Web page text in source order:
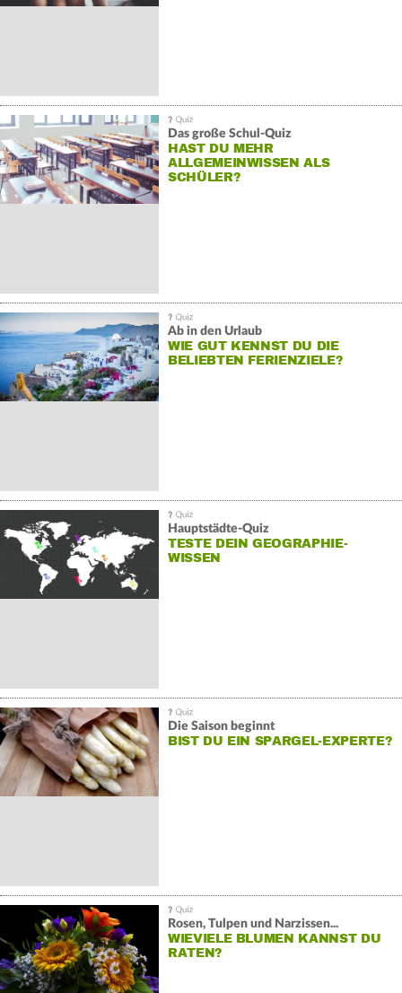
Das große Schul-Quiz
HAST DU MEHR
ALLGEMEINWISSEN ALS
SCHÜLER?
Ab in den Urlaub
WIE GUT KENNST DU DIE
BELIEBTEN FERIENZIELE?
Hauptstädte-Quiz
TESTE DEIN GEOGRAPHIE-
WISSEN
Die Saison beginnt
BIST DU EIN SPARGEL-EXPERTE?
Rosen, Tulpen und Narzissen...
WIEVIELE BLUMEN KANNST DU
RATEN?